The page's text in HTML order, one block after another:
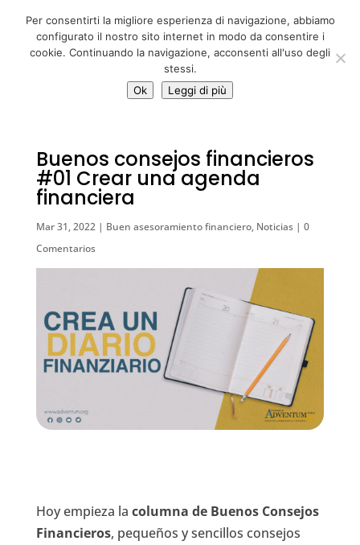
06 39725888
info@adventum.org
Buenos consejos financieros
#01 Crear una agenda
financiera
Mar 31, 2022| Buen asesoramiento financiero, Noticias| 0
Comentarios
Hoy empieza la columna de Buenos Consejos
Financieros, pequeños y sencillos consejos
Per consentirti la migliore esperienza di navigazione, abbiamo
configurato il nostro sito internet in modo da consentire i
cookie. Continuando la navigazione, acconsenti all'uso degli
stessi.
Ok
Leggi di più